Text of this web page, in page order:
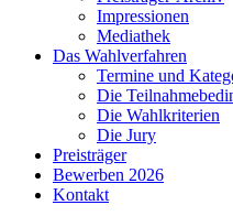
Impressionen
Mediathek
Das Wahlverfahren
Termine und
Die
Die Wahlkriterien
Die Jury
Preisträger
Bewerben 2026
Kontakt